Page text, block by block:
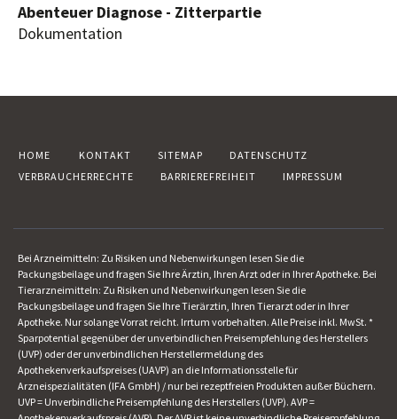
Abenteuer Diagnose - Zitterpartie
Dokumentation
HOME KONTAKT SITEMAP
DATENSCHUTZ
VERBRAUCHERRECHTE
BARRIEREFREIHEIT IMPRESSUM
Bei Arzneimitteln: Zu Risiken und Nebenwirkungen lesen Sie die
Packungsbeilage und fragen Sie Ihre Ärztin, Ihren Arzt oder in Ihrer Apotheke. Bei
Tierarzneimitteln: Zu Risiken und Nebenwirkungen lesen Sie die
Packungsbeilage und fragen Sie Ihre Tierärztin, Ihren Tierarzt oder in Ihrer
Apotheke. Nur solange Vorrat reicht. Irrtum vorbehalten. Alle Preise inkl. MwSt. *
Sparpotential gegenüber der unverbindlichen Preisempfehlung des Herstellers
(UVP) oder der unverbindlichen Herstellermeldung des
Apothekenverkaufspreises (UAVP) an die Informationsstelle für
Arzneispezialitäten (IFA GmbH) / nur bei rezeptfreien Produkten außer Büchern.
UVP = Unverbindliche Preisempfehlung des Herstellers (UVP). AVP =